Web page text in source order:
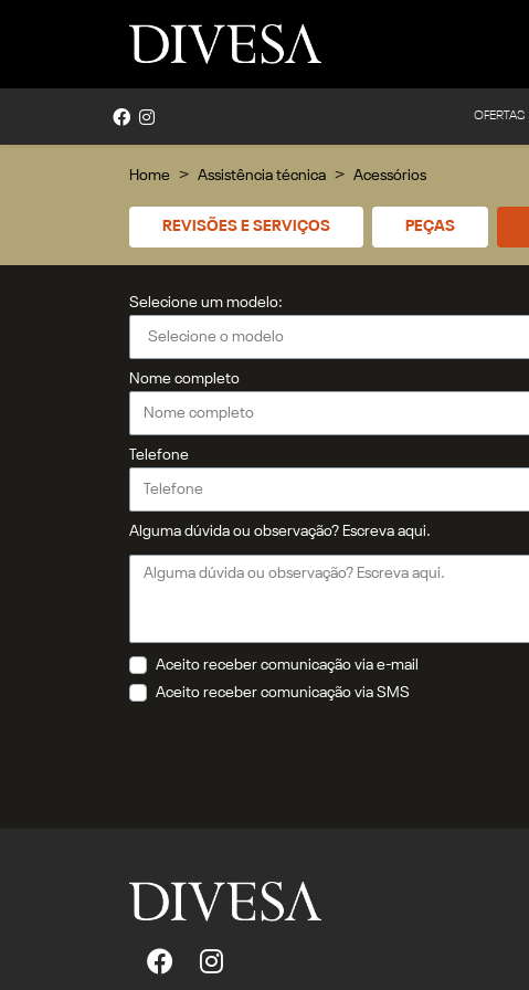
OFERTAS
Home Assistência técnica Acessórios
REVISÕES E SERVIÇOS PEÇAS
Selecione um modelo:
Nome completo
Telefone
Alguma dúvida ou observação? Escreva aqui.
Aceito receber comunicação via e-mail
Aceito receber comunicação via SMS